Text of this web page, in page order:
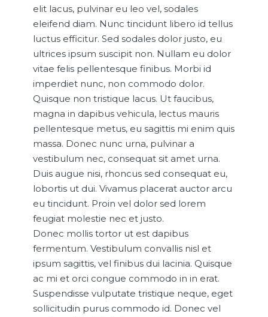
elit lacus, pulvinar eu leo vel, sodales
eleifend diam. Nunc tincidunt libero id tellus
luctus efficitur. Sed sodales dolor justo, eu
ultrices ipsum suscipit non. Nullam eu dolor
vitae felis pellentesque finibus. Morbi id
imperdiet nunc, non commodo dolor.
Quisque non tristique lacus. Ut faucibus,
magna in dapibus vehicula, lectus mauris
pellentesque metus, eu sagittis mi enim quis
massa. Donec nunc urna, pulvinar a
vestibulum nec, consequat sit amet urna.
Duis augue nisi, rhoncus sed consequat eu,
lobortis ut dui. Vivamus placerat auctor arcu
eu tincidunt. Proin vel dolor sed lorem
feugiat molestie nec et justo.
Donec mollis tortor ut est dapibus
fermentum. Vestibulum convallis nisl et
ipsum sagittis, vel finibus dui lacinia. Quisque
ac mi et orci congue commodo in in erat.
Suspendisse vulputate tristique neque, eget
sollicitudin purus commodo id. Donec vel